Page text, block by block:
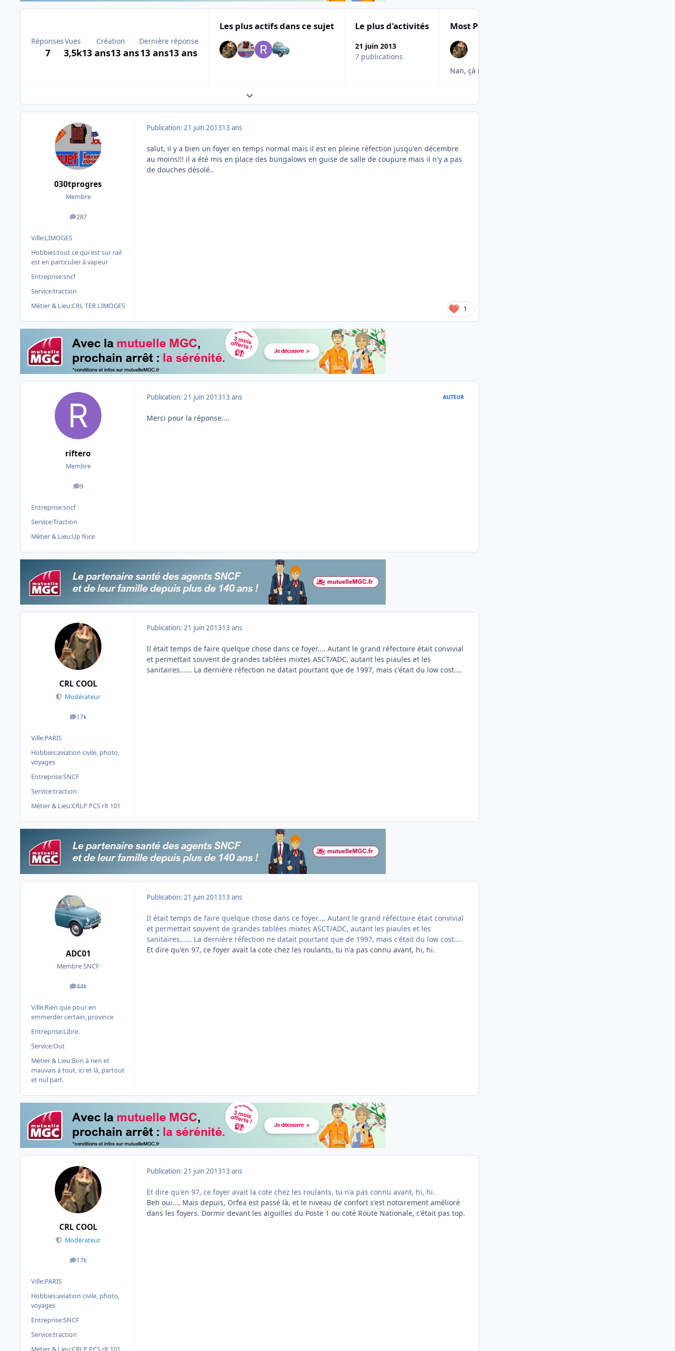
Réponses
7
Vues
3,5k
Création
13 ans13 ans
Dernière réponse
13 ans13 ans
Les plus actifs dans ce sujet Le plus d'activités
21 juin 2013
7 publications
Most Popular Posts
Nan, çà ne gueule pas....tu as juste des murs en papier à
Expand topic overview
030tprogres
Membre
287
messages
Ville:LIMOGES
Hobbies:tout ce qui est sur rail
est en particulier à vapeur
Entreprise:sncf
Service:traction
Métier & Lieu:CRL TER LIMOGES
Publication: 21 juin 201313 ans
salut, il y a bien un foyer en temps normal mais il est en pleine réfection jusqu'en décembre
au moins!!! il a été mis en place des bungalows en guise de salle de coupure mais il n'y a pas
de douches désolé..
1
riftero
Membre
9
messages
Entreprise:sncf
Service:Traction
Métier & Lieu:Up Nice
Publication: 21 juin 201313 ans AUTEUR
Merci pour la réponse....
CRL COOL
Modérateur
17k
messages
Ville:PARIS
Hobbies:aviation civile, photo,
voyages
Entreprise:SNCF
Service:traction
Métier & Lieu:CRLP PCS rlt 101
Publication: 21 juin 201313 ans
Il était temps de faire quelque chose dans ce foyer.... Autant le grand réfectoire était convivial
et permettait souvent de grandes tablées mixtes ASCT/ADC, autant les piaules et les
sanitaires...... La dernière réfection ne datait pourtant que de 1997, mais c'était du low cost....
ADC01
Membre SNCF
44k
messages
Ville:Rien que pour en
emmerder certain, province
Entreprise:Libre.
Service:Out
Métier & Lieu:Bon à rien et
mauvais à tout, ici et là, partout
et nul part.
Publication: 21 juin 201313 ans
Il était temps de faire quelque chose dans ce foyer.... Autant le grand réfectoire était convivial
et permettait souvent de grandes tablées mixtes ASCT/ADC, autant les piaules et les
sanitaires...... La dernière réfection ne datait pourtant que de 1997, mais c'était du low cost....
Et dire qu'en 97, ce foyer avait la cote chez les roulants, tu n'a pas connu avant, hi, hi.
CRL COOL
Modérateur
17k
messages
Ville:PARIS
Hobbies:aviation civile, photo,
voyages
Entreprise:SNCF
Service:traction
Publication: 21 juin 201313 ans
Et dire qu'en 97, ce foyer avait la cote chez les roulants, tu n'a pas connu avant, hi, hi.
Beh oui.... Mais depuis, Orfea est passé là, et le niveau de confort s'est notoirement amélioré
dans les foyers. Dormir devant les aiguilles du Poste 1 ou coté Route Nationale, c'était pas top.